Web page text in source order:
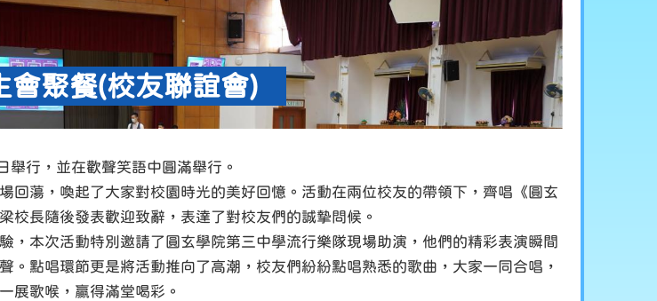
聚餐(校友聯誼會)
舉行，並在歡聲笑語中圓滿舉行。
回蕩，喚起了大家對校園時光的美好回憶。活動在兩位校友的帶領下，齊唱《圓玄
校長隨後發表歡迎致辭，表達了對校友們的誠摯問候。
，本次活動特別邀請了圓玄學院第三中學流行樂隊現場助演，他們的精彩表演瞬間
。點唱環節更是將活動推向了高潮，校友們紛紛點唱熟悉的歌曲，大家一同合唱，
展歌喉，贏得滿堂喝彩。